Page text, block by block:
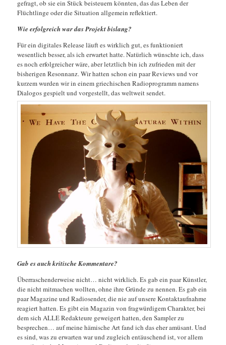
gefragt, ob sie ein Stück beisteuern könnten, das das Leben der
Flüchtlinge oder die Situation allgemein reflektiert.
Wie erfolgreich war das Projekt bislang?
Für ein digitales Release läuft es wirklich gut, es funktioniert
wesentlich besser, als ich erwartet hatte. Natürlich wünschte ich, dass
es noch erfolgreicher wäre, aber letztlich bin ich zufrieden mit der
bisherigen Resonnanz. Wir hatten schon ein paar Reviews und vor
kurzem wurden wir in einem griechischen Radioprogramm namens
Dialogos gespielt und vorgestellt, das weltweit sendet.
Gab es auch kritische Kommentare?
Überraschenderweise nicht… nicht wirklich. Es gab ein paar Künstler,
die nicht mitmachen wollten, ohne ihre Gründe zu nennen. Es gab ein
paar Magazine und Radiosender, die nie auf unsere Kontaktaufnahme
reagiert hatten. Es gibt ein Magazin von fragwürdigem Charakter, bei
dem sich ALLE Redakteure geweigert hatten, den Sampler zu
besprechen… auf meine hämische Art fand ich das eher amüsant. Und
es sind, was zu erwarten war und zugleich entäuschend ist, vor allem